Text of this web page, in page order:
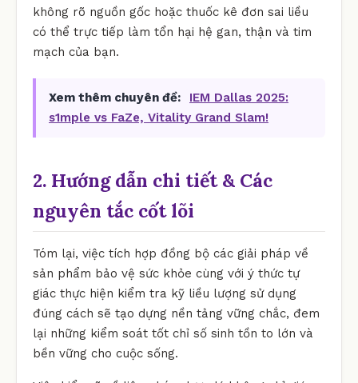
không rõ nguồn gốc hoặc thuốc kê đơn sai liều
có thể trực tiếp làm tổn hại hệ gan, thận và tim
mạch của bạn.
Xem thêm chuyên đề:
IEM Dallas 2025:
s1mple vs FaZe, Vitality Grand Slam!
2. Hướng dẫn chi tiết & Các
nguyên tắc cốt lõi
Tóm lại, việc tích hợp đồng bộ các giải pháp về
sản phẩm bảo vệ sức khỏe cùng với ý thức tự
giác thực hiện kiểm tra kỹ liều lượng sử dụng
đúng cách sẽ tạo dựng nền tảng vững chắc, đem
lại những kiểm soát tốt chỉ số sinh tồn to lớn và
bền vững cho cuộc sống.